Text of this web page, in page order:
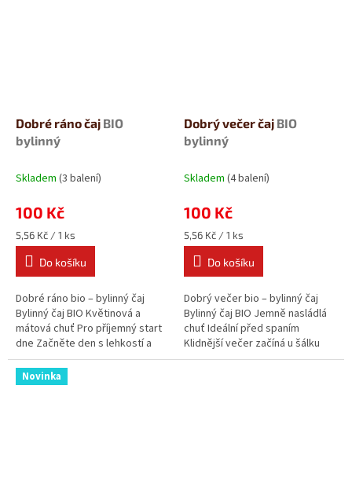
Dobré ráno čaj BIO
bylinný
Skladem (3 balení)
100 Kč
Měrná
cena:
5,56 Kč / 1 ks
Do košíku
Dobré ráno bio – bylinný čaj
Bylinný čaj BIO Květinová a
mátová chuť Pro příjemný start
dne Začněte den s lehkostí a
dobrou náladou. Dobré ráno...
Dobrý večer čaj BIO
bylinný
Skladem (4 balení)
100 Kč
Měrná
cena:
5,56 Kč / 1 ks
Do košíku
Dobrý večer bio – bylinný čaj
Bylinný čaj BIO Jemně nasládlá
chuť Ideální před spaním
Klidnější večer začíná u šálku
čaje. Dobrý večer bio je...
Novinka